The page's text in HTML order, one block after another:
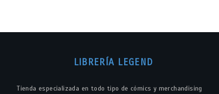
LIBRERÍA LEGEND
Tienda especializada en todo tipo de cómics y merchandising